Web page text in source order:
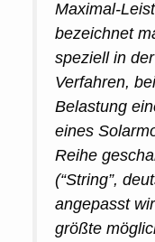
Maximal-
bezeichnet
speziell in
Verfahren,
Belastung
eines
Reihe
(“String”,
angepasst
größte